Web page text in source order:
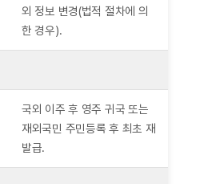
외 정보 변경(법적 절차에 의
한 경우).
국외 이주 후 영주 귀국 또는
재외국민 주민등록 후 최초 재
발급.